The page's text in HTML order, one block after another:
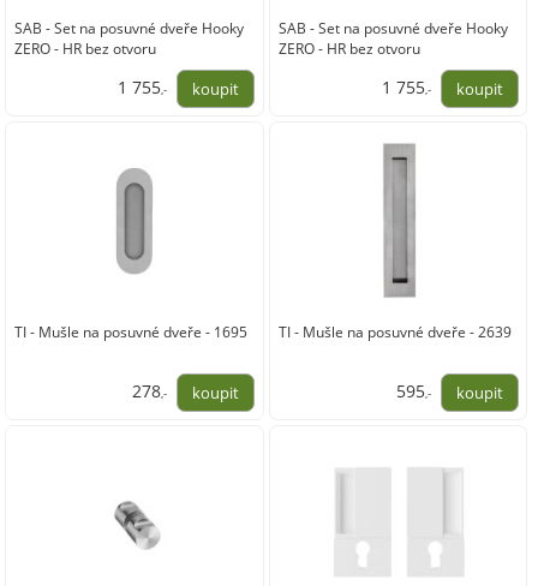
SAB - Set na posuvné dveře Hooky
ZERO - HR bez otvoru
1 755,-
SAB - Set na posuvné dveře Hooky
ZERO - HR bez otvoru
1 755,-
TI - Mušle na posuvné dveře - 1695
278,-
TI - Mušle na posuvné dveře - 2639
595,-